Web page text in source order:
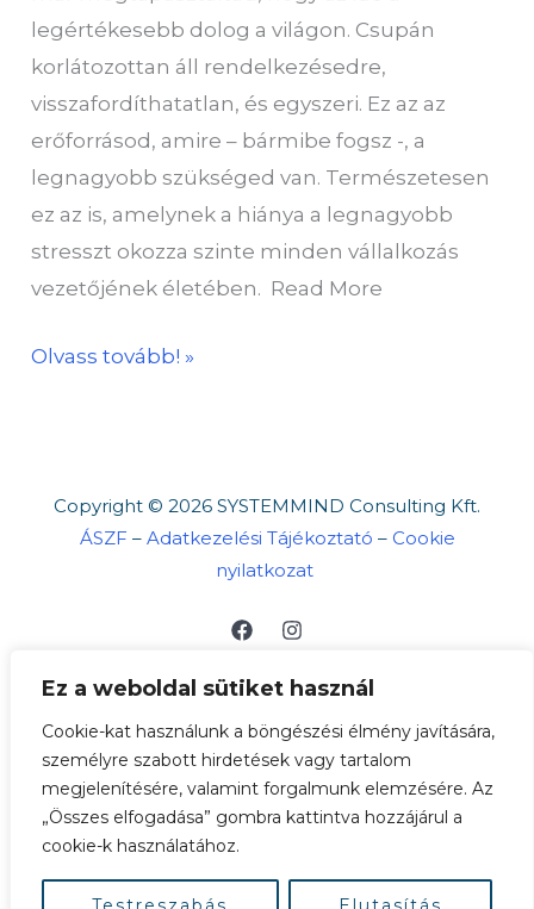
Ez a weboldal sütiket használ
Cookie-kat használunk a böngészési élmény javítására,
személyre szabott hirdetések vagy tartalom
megjelenítésére, valamint forgalmunk elemzésére. Az
„Összes elfogadása” gombra kattintva hozzájárul a
cookie-k használatához.
legértékesebb dolog a világon. Csupán
korlátozottan áll rendelkezésedre,
visszafordíthatatlan, és egyszeri. Ez az az
erőforrásod, amire – bármibe fogsz -, a
legnagyobb szükséged van. Természetesen
ez az is, amelynek a hiánya a legnagyobb
stresszt okozza szinte minden vállalkozás
vezetőjének életében. Read More
Olvass tovább! »
Copyright © 2026 SYSTEMMIND Consulting Kft.
ÁSZF – Adatkezelési Tájékoztató – Cookie
nyilatkozat
A böngészés és bankkártyás fizetés biztonságát
SSL védelem garantálja. ➡
fizetésről